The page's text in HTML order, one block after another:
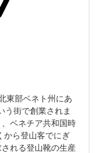
東部ベネト州にあ
う街で創業されま
ベネチア共和国時
から登山客でにぎ
れる登山靴の生産